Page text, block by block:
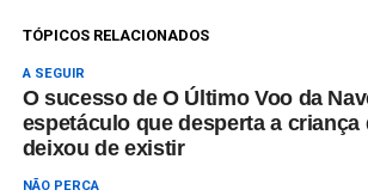
TÓPICOS RELACIONADOS
A SEGUIR
O sucesso de O Último Voo da
espetáculo que desperta a criança
deixou de existir
NÃO PERCA